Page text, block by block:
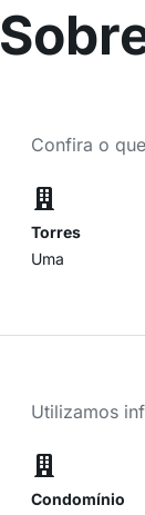
Confira o
Torres
Uma
Utilizamos
Condomínio